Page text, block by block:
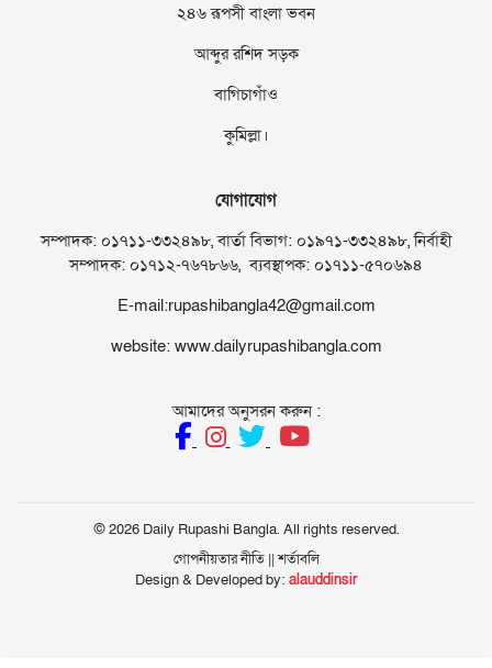
২৪৬ রূপসী বাংলা ভবন
আব্দুর রশিদ সড়ক
বাগিচাগাঁও
কুমিল্লা।
যোগাযোগ
সম্পাদক: ০১৭১১-৩৩২৪৯৮, বার্তা বিভাগ: ০১৯৭১-৩৩২৪৯৮, নির্বাহী
সম্পাদক: ০১৭১২-৭৬৭৮৬৬, ব্যবস্থাপক: ০১৭১১-৫৭০৬৯৪
E-mail:rupashibangla42@gmail.com
website: www.dailyrupashibangla.com
আমাদের অনুসরন করুন :
© 2026 Daily Rupashi Bangla. All rights reserved.
গোপনীয়তার নীতি||শর্তাবলি
Design & Developed by: alauddinsir